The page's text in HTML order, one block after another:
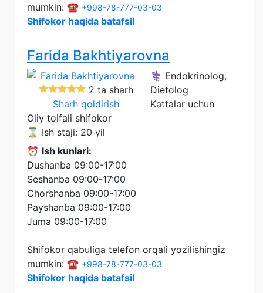
mumkin: ☎️ +998-78-777-03-03
Shifokor haqida batafsil
Farida Bakhtiyarovna
2 ta sharh
Sharh qoldirish
⚕️ Endokrinolog,
Dietolog
Kattalar uchun
Oliy toifali shifokor
⌛ Ish staji: 20 yil
⏰ Ish kunlari:
Dushanba 09:00-17:00
Seshanba 09:00-17:00
Chorshanba 09:00-17:00
Payshanba 09:00-17:00
Juma 09:00-17:00
Shifokor qabuliga telefon orqali yozilishingiz
mumkin: ☎️ +998-78-777-03-03
Shifokor haqida batafsil